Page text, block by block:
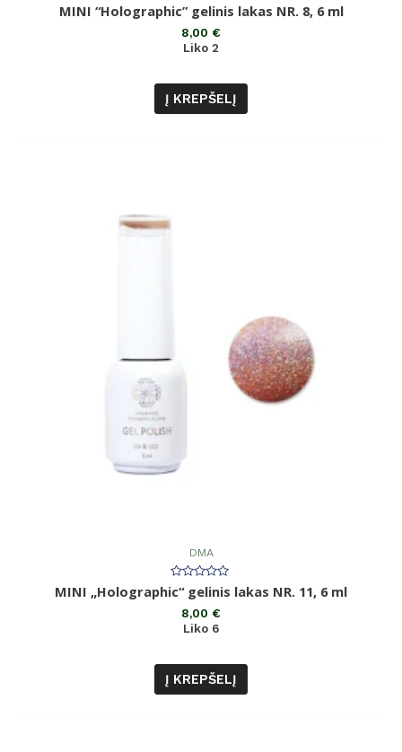
Įvertinimas:
0
MINI “Holographic” gelinis lakas NR. 8, 6 ml
8,00 €
Liko 2
Į KREPŠELĮ
DMA
Įvertinimas:
0
MINI „Holographic“ gelinis lakas NR. 11, 6 ml
8,00 €
Liko 6
Į KREPŠELĮ